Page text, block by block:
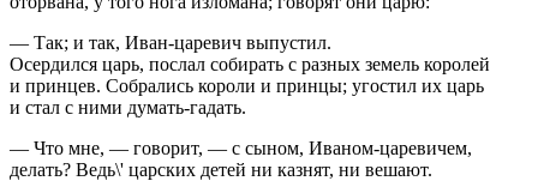
— Так; и так, Иван-царевич выпустил.
Осердился царь, послал собирать с разных земель королей
и принцев. Собрались короли и принцы; угостил их царь
и стал с ними думать-гадать.
— Что мне, — говорит, — с сыном, Иваном-царевичем,
делать? Ведь\' царских детей ни казнят, ни вешают.